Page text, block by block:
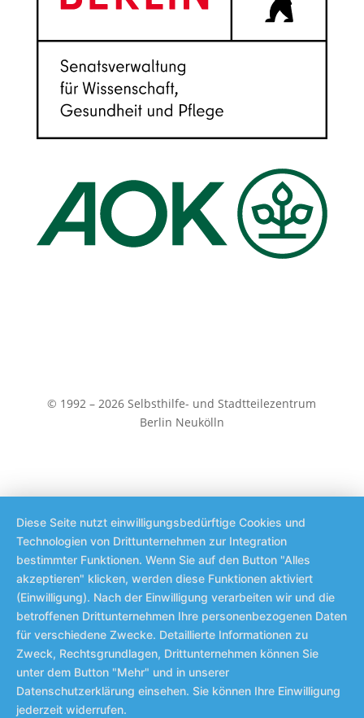
© 1992 – 2026 Selbsthilfe- und Stadtteilezentrum
Berlin Neukölln
Diese Seite nutzt einwilligungsbedürftige Cookies und
Technologien von Drittunternehmen zur Integration
bestimmter Funktionen. Wenn Sie auf den Button "Alles
akzeptieren" klicken, werden diese Funktionen aktiviert
(Einwilligung). Nach der Einwilligung verarbeiten wir und die
betroffenen Drittunternehmen Ihre personenbezogenen Daten
für verschiedene Zwecke. Detaillierte Informationen zu
Zweck, Rechtsgrundlagen, Drittunternehmen können Sie
unter dem Button "Mehr" und in unserer
Datenschutzerklärung einsehen. Sie können Ihre Einwilligung
jederzeit widerrufen.